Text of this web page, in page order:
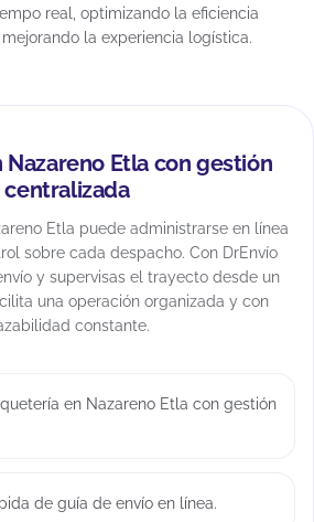
real, optimizando la eficiencia
la experiencia logística.
Nazareno Etla con gestión
centralizada
Etla puede administrarse en línea
sobre cada despacho. Con DrEnvío
y supervisas el trayecto desde un
una operación organizada y con
constante.
en Nazareno Etla con gestión
de guía de envío en línea.